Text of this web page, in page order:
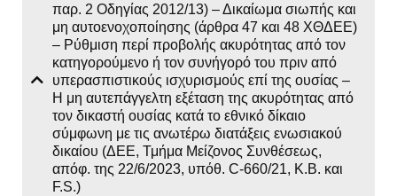
παρ. 2 Οδηγίας 2012/13) – Δικαίωμα σιωπής και
μη αυτοενοχοποίησης (άρθρα 47 και 48 ΧΘΔΕΕ)
– Ρύθμιση περί προβολής ακυρότητας από τον
κατηγορούμενο ή τον συνήγορό του πριν από
υπερασπιστικούς ισχυρισμούς επί της ουσίας –
Η μη αυτεπάγγελτη εξέταση της ακυρότητας από
τον δικαστή ουσίας κατά το εθνικό δίκαιο
σύμφωνη με τις ανωτέρω διατάξεις ενωσιακού
δικαίου (ΔΕΕ, Τμήμα Μείζονος Συνθέσεως,
απόφ. της 22/6/2023, υπόθ. C-660/21, K.B. και
F.S.)